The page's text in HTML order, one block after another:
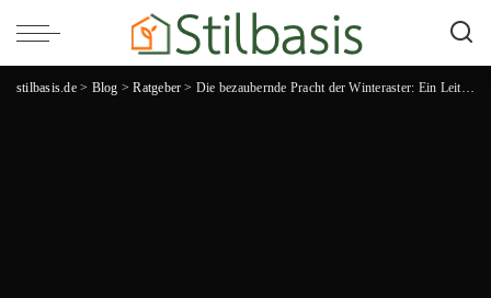
stilbasis.de> Blog >Ratgeber > Die bezaubernde Pracht der Winteraster: Ein Leitfaden für die richtige Pflege und Blütenpracht